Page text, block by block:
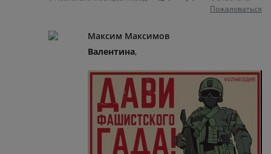
Пожаловаться
Максим Максимов
Валентина,